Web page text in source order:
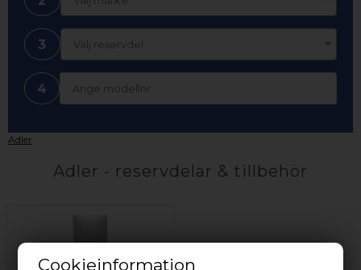
Cookieinformation
3 Välj reservdel
4
Adler
Adler - reservdelar & tillbehör